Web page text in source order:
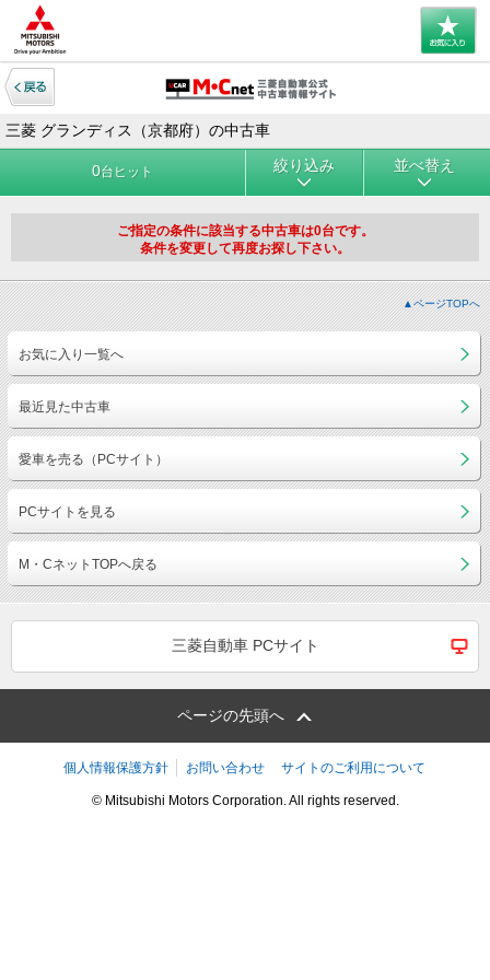
三菱 グランディス（京都府）の中古車
0台ヒット 絞り込み 並べ替え
ご指定の条件に該当する中古車は0台です。
条件を変更して再度お探し下さい。
▲ページTOPへ
お気に入り一覧へ
最近見た中古車
愛車を売る（PCサイト）
PCサイトを見る
M・CネットTOPへ戻る
三菱自動車 PCサイト
ページの先頭へ
個人情報保護方針 お問い合わせ サイトのご利用について
© Mitsubishi Motors Corporation. All rights reserved.